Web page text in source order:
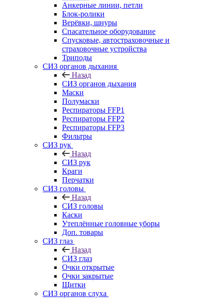
Анкерные линии, петли
Блок-ролики
Верёвки, шнуры
Спасательное оборудование
Спусковые, автостраховочные и
страховочные устройства
Триподы
СИЗ органов дыхания
Назад
СИЗ органов дыхания
Маски
Полумаски
Респираторы FFP1
Респираторы FFP2
Респираторы FFP3
Фильтры
СИЗ рук
Назад
СИЗ рук
Краги
Перчатки
СИЗ головы
Назад
СИЗ головы
Каски
Утеплённые головные уборы
Доп. товары
СИЗ глаз
Назад
СИЗ глаз
Очки открытые
Очки закрытые
Щитки
СИЗ органов слуха